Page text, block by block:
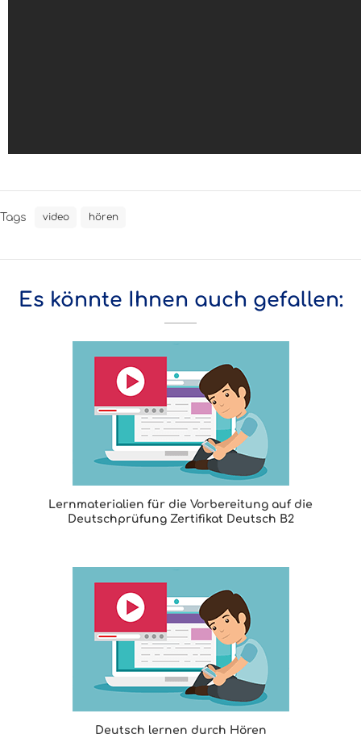
Tags video hören
Es könnte Ihnen auch gefallen:
Lernmaterialien für die Vorbereitung auf die
Deutschprüfung Zertifikat Deutsch B2
Deutsch lernen durch Hören